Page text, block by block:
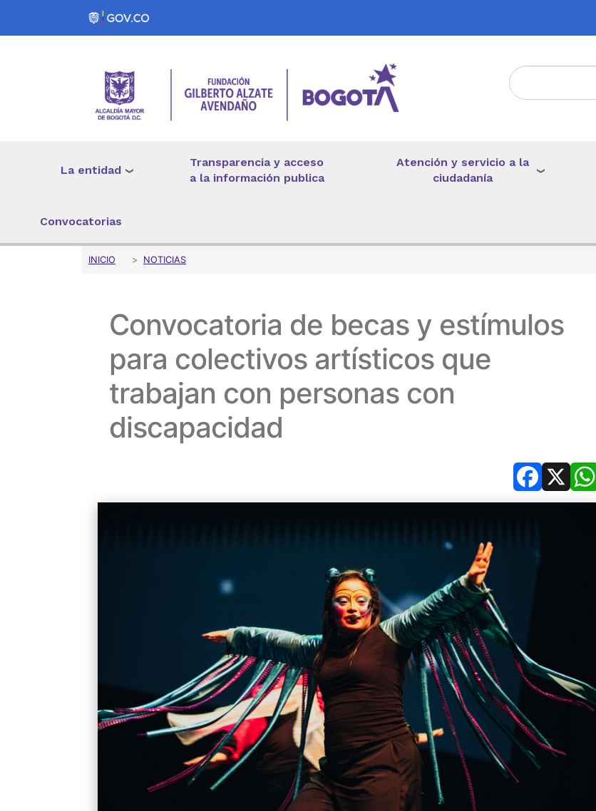
Pasar al contenido principal
La entidad
Transparencia y acceso
a la información publica
Atención y servicio a la
ciudadanía
Convocatorias
Sobrescribir enlaces de ayuda a la navegación
INICIO NOTICIAS
Convocatoria de becas y estímulos
para colectivos artísticos que
trabajan con personas con
discapacidad
Facebook
X